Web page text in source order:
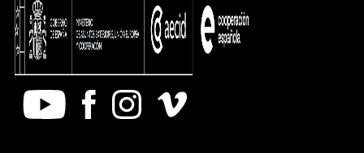
Youtube FacebookInstagram
Vimeo